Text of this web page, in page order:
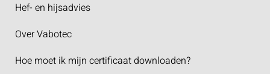
Hef- en hijsadvies
Over Vabotec
Hoe moet ik mijn certificaat downloaden?